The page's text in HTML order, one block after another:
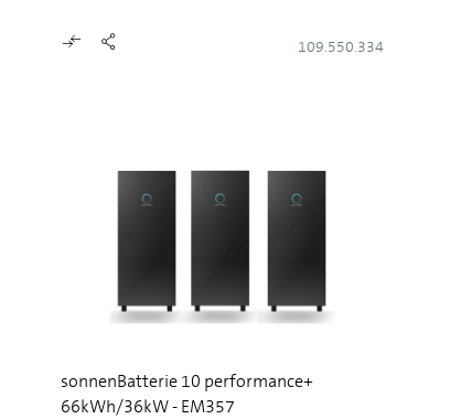
109.550.334
sonnenBatterie 10 performance+
66kWh/36kW - EM357